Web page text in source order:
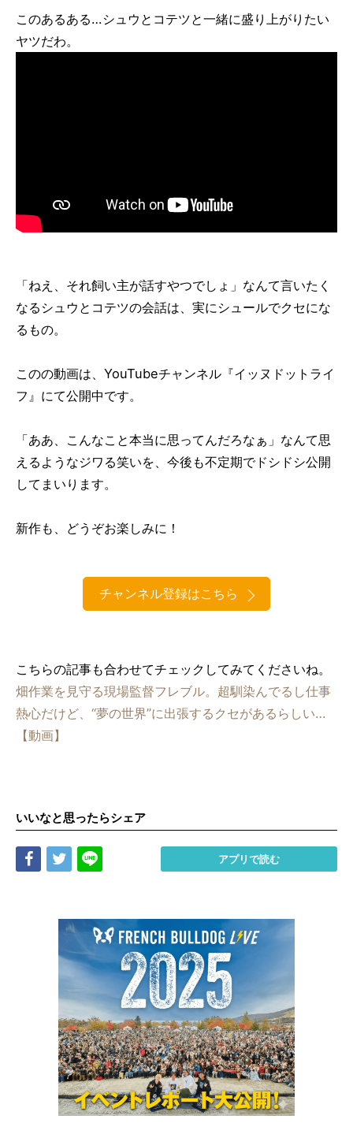
このあるある…シュウとコテツと一緒に盛り上がりたい
ヤツだわ。
「ねえ、それ飼い主が話すやつでしょ」なんて言いたく
なるシュウとコテツの会話は、実にシュールでクセにな
るもの。
このの動画は、YouTubeチャンネル『イッヌドットライ
フ』にて公開中です。
「ああ、こんなこと本当に思ってんだろなぁ」なんて思
えるようなジワる笑いを、今後も不定期でドシドシ公開
してまいります。
新作も、どうぞお楽しみに！
チャンネル登録はこちら
こちらの記事も合わせてチェックしてみてくださいね。
畑作業を見守る現場監督フレブル。超馴染んでるし仕事
熱心だけど、“夢の世界”に出張するクセがあるらしい…
【動画】
いいなと思ったらシェア
Share Tweet アプリで読む